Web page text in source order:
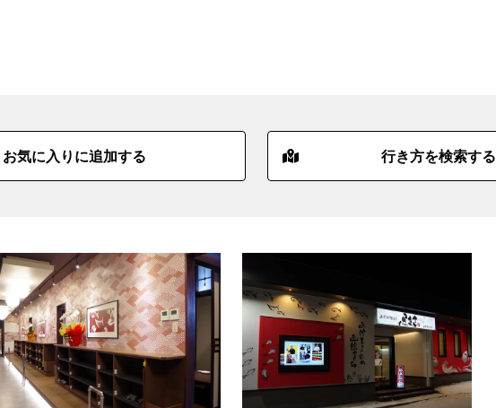
お気に入りに追加する 行き方を検索する